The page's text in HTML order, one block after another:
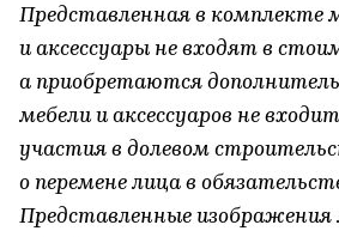
Представленная в комплекте
и аксессуары не входят в
а приобретаются
мебели и аксессуаров не
участия в долевом
о перемене лица в
Представленные